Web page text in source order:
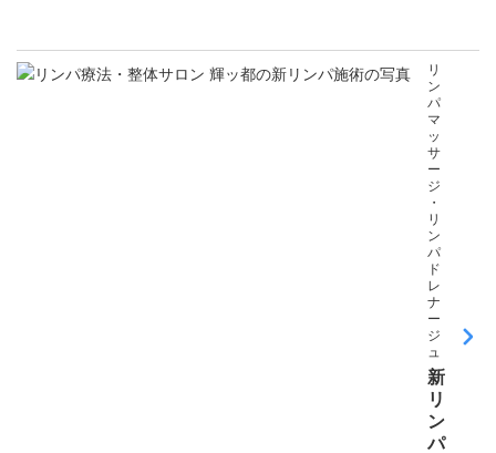
リ
ン
パ
マ
ッ
サ
ー
ジ
・
リ
ン
パ
ド
レ
ナ
ー
ジ
ュ
新
リ
ン
パ